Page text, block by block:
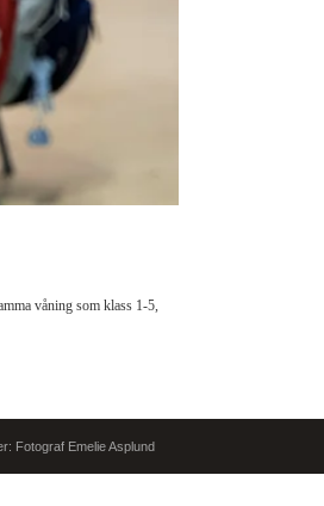
våning som klass 1-5,
Fotograf Emelie Asplund